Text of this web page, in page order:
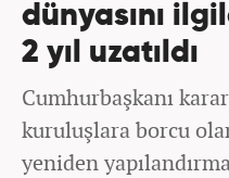
dünyasını
2 yıl uzatıldı
Cumhurbaşkanı
kuruluşlara borcu
yeniden